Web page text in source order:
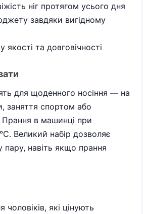
ніг протягом усього дня
завдяки вигідному
якості та довговічності
для щоденного носіння — на
заняття спортом або
Прання в машинці при
Великий набір дозволяє
навіть якщо прання
чоловіків, які цінують